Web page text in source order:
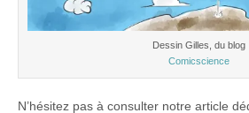
Dessin Gilles, du blog
Comicscience
N’hésitez pas à consulter notre article